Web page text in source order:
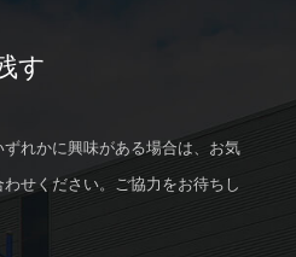
す
れかに興味がある場合は、お気
せください。ご協力をお待ちし